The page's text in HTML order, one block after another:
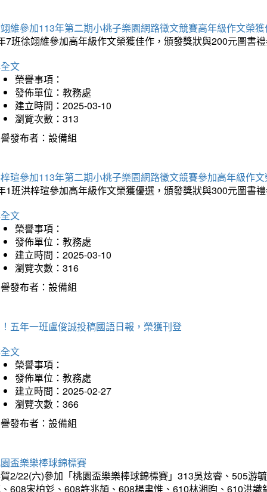
維參加113年第二期小桃子樂園網路徵文競賽高年級作文榮
7班徐翊維參加高年級作文榮獲佳作，頒發獎狀與200元圖書
文
榮譽事項：
發佈單位：教務處
建立時間：2025-03-10
瀏覽次數：313
發布者：設備組
瑄參加113年第二期小桃子樂園網路徵文競賽參加高年級作
1班洪梓瑄參加高年級作文榮獲優選，頒發獎狀與300元圖書
文
榮譽事項：
發佈單位：教務處
建立時間：2025-03-10
瀏覽次數：316
發布者：設備組
五年一班盧俊誠投稿國語日報，榮獲刊登
文
榮譽事項：
發佈單位：教務處
建立時間：2025-02-27
瀏覽次數：366
發布者：設備組
盃樂樂棒球錦標賽
2/22(六)參加「桃園盃樂樂棒球錦標賽」313吳炫睿、505游
608宋柏彣、608許兆頡、608楊聿惟、610林湘昀、610洪